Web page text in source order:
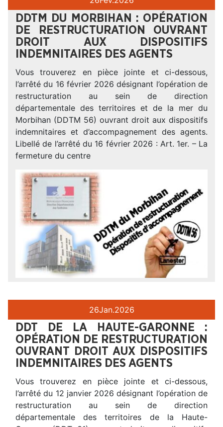
DDTM DU MORBIHAN : OPÉRATION
DE RESTRUCTURATION OUVRANT
DROIT AUX DISPOSITIFS
INDEMNITAIRES DES AGENTS
Vous trouverez en pièce jointe et ci-dessous,
l’arrêté du 16 février 2026 désignant l’opération de
restructuration au sein de direction
départementale des territoires et de la mer du
Morbihan (DDTM 56) ouvrant droit aux dispositifs
indemnitaires et d’accompagnement des agents.
Libellé de l’arrêté du 16 février 2026 : Art. 1er. – La
fermeture du centre
26Jan.2026
DDT DE LA HAUTE-GARONNE :
OPÉRATION DE RESTRUCTURATION
OUVRANT DROIT AUX DISPOSITIFS
INDEMNITAIRES DES AGENTS
Vous trouverez en pièce jointe et ci-dessous,
l’arrêté du 12 janvier 2026 désignant l’opération de
restructuration au sein de direction
départementale des territoires de la Haute-